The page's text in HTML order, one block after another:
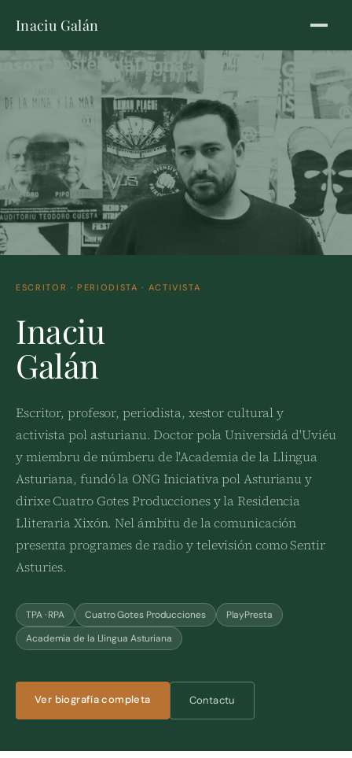
Inaciu Galán
ESCRITOR · PERIODISTA · ACTIVISTA
Inaciu
Galán
Escritor, profesor, periodista, xestor cultural y
activista pol asturianu. Doctor pola Universidá d'Uviéu
y miembru de númberu de l'Academia de la Llingua
Asturiana, fundó la ONG Iniciativa pol Asturianu y
dirixe Cuatro Gotes Producciones y la Residencia
Lliteraria Xixón. Nel ámbitu de la comunicación
presenta programes de radio y televisión como Sentir
Asturies.
TPA · RPA Cuatro Gotes Producciones
PlayPresta
Academia de la Llingua Asturiana
Ver biografía completa Contactu